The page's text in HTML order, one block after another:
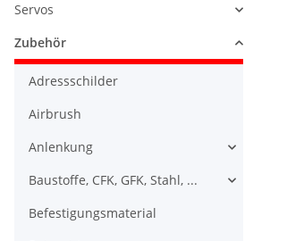
Servos
Zubehör
Adressschilder
Airbrush
Anlenkung
Baustoffe, CFK, GFK, Stahl, ...
Befestigungsmaterial